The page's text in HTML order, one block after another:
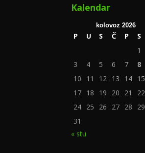
Kalendar
kolovoz 2026
P U S Č P S
1
3
4 5 6 7 8
10
11 12 13 14 15
17 18 19 20 21 22
24 25 26 27 28 29
31
« stu